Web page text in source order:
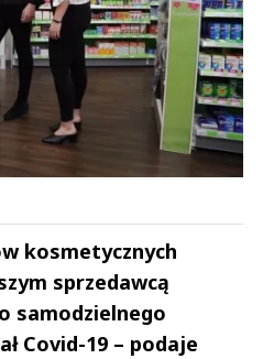
kosmetycznych
sprzedawcą
samodzielnego
Covid-19 – podaje